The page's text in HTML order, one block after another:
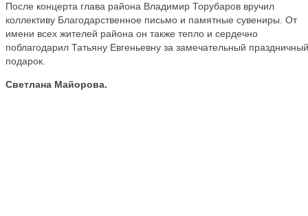
После концерта глава района Владимир Торубаров вручил
коллективу Благодарственное письмо и памятные сувениры. От
имени всех жителей района он также тепло и сердечно
поблагодарил Татьяну Евгеньевну за замечательный праздничный
подарок.
Светлана Майорова.